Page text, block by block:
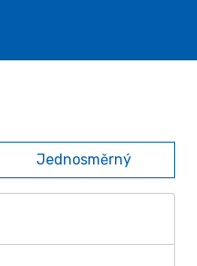
Jednosměrný